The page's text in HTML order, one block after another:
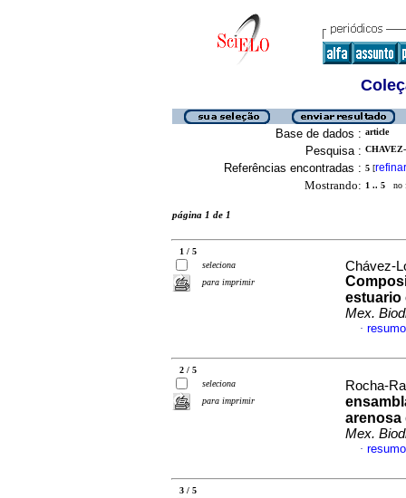
Base de dados : article
Pesquisa :
Referências encontradas : 5 [refinar
Mostrando: 1 .. 5 no
página 1 de 1
1 / 5
seleciona
para imprimir
Chávez-
estuario
Mex.
·
2 / 5
seleciona
para imprimir
Rocha-
arenosa
Mex.
·
3 / 5